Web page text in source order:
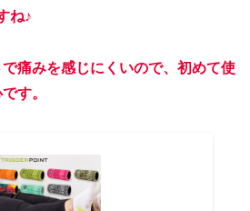
ね♪
痛みを感じにくいので、初めて使
す。